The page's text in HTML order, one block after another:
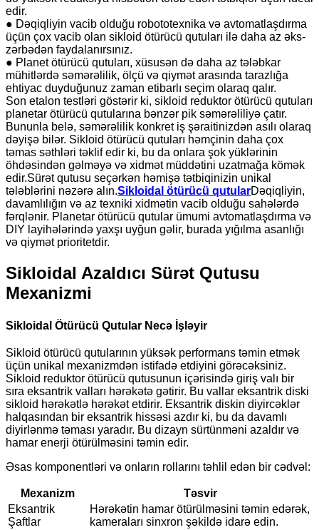
edir.
● Dəqiqliyin vacib olduğu robototexnika və avtomatlaşdırma
üçün çox vacib olan sikloid ötürücü qutuları ilə daha az əks-
zərbədən faydalanırsınız.
● Planet ötürücü qutuları, xüsusən də daha az tələbkar
mühitlərdə səmərəlilik, ölçü və qiymət arasında tarazlığa
ehtiyac duyduğunuz zaman etibarlı seçim olaraq qalır.
Son etalon testləri göstərir ki, sikloid reduktor ötürücü qutuları
planetar ötürücü qutularına bənzər pik səmərəliliyə çatır.
Bununla belə, səmərəlilik konkret iş şəraitinizdən asılı olaraq
dəyişə bilər. Sikloid ötürücü qutuları həmçinin daha çox
təmas səthləri təklif edir ki, bu da onlara şok yüklərinin
öhdəsindən gəlməyə və xidmət müddətini uzatmağa kömək
edir.Sürət qutusu seçərkən həmişə tətbiqinizin unikal
tələblərini nəzərə alın.Sikloidal ötürücü qutularDəqiqliyin,
davamlılığın və az texniki xidmətin vacib olduğu sahələrdə
fərqlənir. Planetar ötürücü qutular ümumi avtomatlaşdırma və
DIY layihələrində yaxşı uyğun gəlir, burada yığılma asanlığı
və qiymət prioritetdir.
Sikloidal Azaldıcı Sürət Qutusu
Mexanizmi
Sikloidal Ötürücü Qutular Necə İşləyir
Sikloid ötürücü qutularının yüksək performans təmin etmək
üçün unikal mexanizmdən istifadə etdiyini görəcəksiniz.
Sikloid reduktor ötürücü qutusunun içərisində giriş valı bir
sıra eksantrik valları hərəkətə gətirir. Bu vallar eksantrik diski
sikloid hərəkətlə hərəkət etdirir. Eksantrik diskin diyircəklər
halqasından bir eksantrik hissəsi azdır ki, bu da davamlı
diyirlənmə təması yaradır. Bu dizayn sürtünməni azaldır və
hamar enerji ötürülməsini təmin edir.
Əsas komponentləri və onların rollarını təhlil edən bir cədvəl:
Mexanizm
Təsvir
Eksantrik
Şaftlar
Hərəkətin hamar ötürülməsini təmin edərək,
kameraları sinxron şəkildə idarə edin.